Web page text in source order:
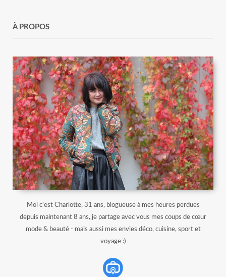
À PROPOS
Moi c'est Charlotte, 31 ans, blogueuse à mes heures perdues
depuis maintenant 8 ans, je partage avec vous mes coups de cœur
mode & beauté - mais aussi mes envies déco, cuisine, sport et
voyage :)